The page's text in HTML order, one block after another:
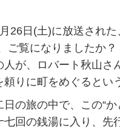
26日(土)に放送され
ご覧になりましたか？
人が、ロバート秋山さ
頼りに町をめぐるとい
日の旅の中で、この“
七回の銭湯に入り、先